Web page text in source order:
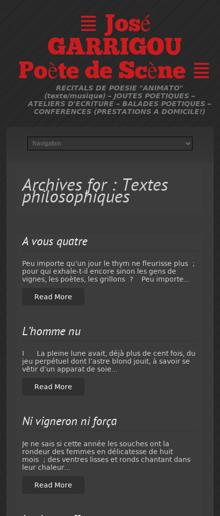
≣ José
GARRIGOU
Poète de Scène ≣
RECITALS DE POESIE "ANIMATO"
(texte/musique) – JOUTES POETIQUES –
ATELIERS D'ECRITURE – BALADES POETIQUES –
CONFERENCES (PRESTATIONS A DOMICILE!)
Archives for : Textes
philosophiques
A vous quatre
Peu importe qu’un jour le thym ne fleurisse plus ;
pour qui exhale-t-il encore sinon les gens de
vignes, les poètes, les grillons ? Peu importe...
Read More
L’homme nu
I La pleine lune avait, déjà plus de cent fois, du
jeu perpétuel dont l’astre blond jouit, à savoir se
vêtir d’un apparat de soie...
Read More
Ni vigneron ni força
Je ne sais si cette année les souches ont la
rondeur des femmes en délicatesse de huit
mois ; des ventres lisses et ronds chantant dans
leur chaleur...
Read More